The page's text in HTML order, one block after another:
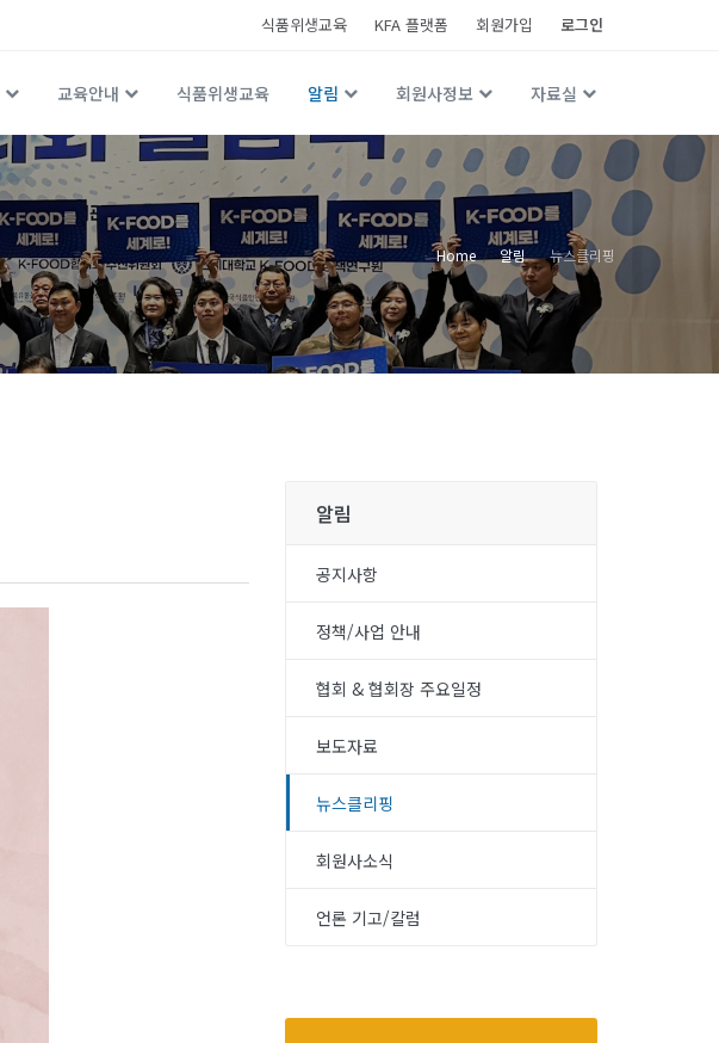
식품위생교육 KFA 플랫폼 회원가입 로그인
교육안내 식품위생교육 알림 회원사정보 자료실
Home 알림 뉴스클리핑
알림
공지사항
정책/사업 안내
협회 & 협회장 주요일정
보도자료
뉴스클리핑
회원사소식
언론 기고/칼럼